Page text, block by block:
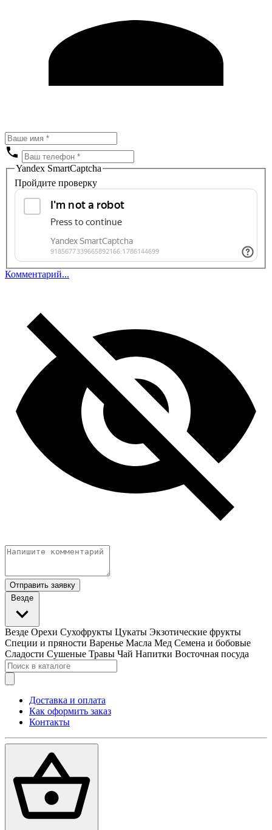
Yandex SmartCaptcha
Пройдите проверку
Комментарий...
Отправить заявку
Везде
Везде Орехи Сухофрукты Цукаты Экзотические фрукты
Специи и пряности Варенье Масла Мед Семена и бобовые
Сладости Сушеные Травы Чай Напитки Восточная посуда
Доставка и оплата
Как оформить заказ
Контакты